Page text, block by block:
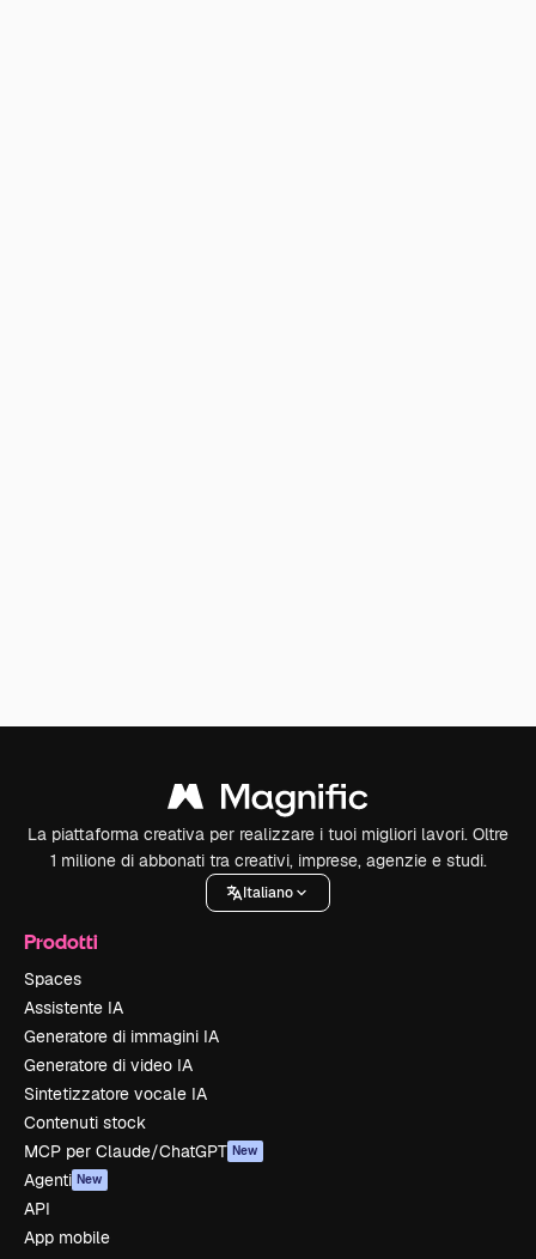
La piattaforma creativa per realizzare i tuoi migliori lavori. Oltre
1 milione di abbonati tra creativi, imprese, agenzie e studi.
Italiano
Prodotti
Spaces
Assistente IA
Generatore di immagini IA
Generatore di video IA
Sintetizzatore vocale IA
Contenuti stock
MCP per Claude/ChatGPT New
Agenti New
API
App mobile